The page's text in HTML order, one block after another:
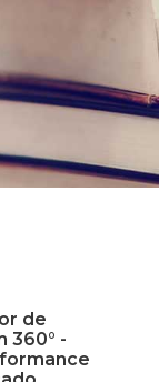
de
360° -